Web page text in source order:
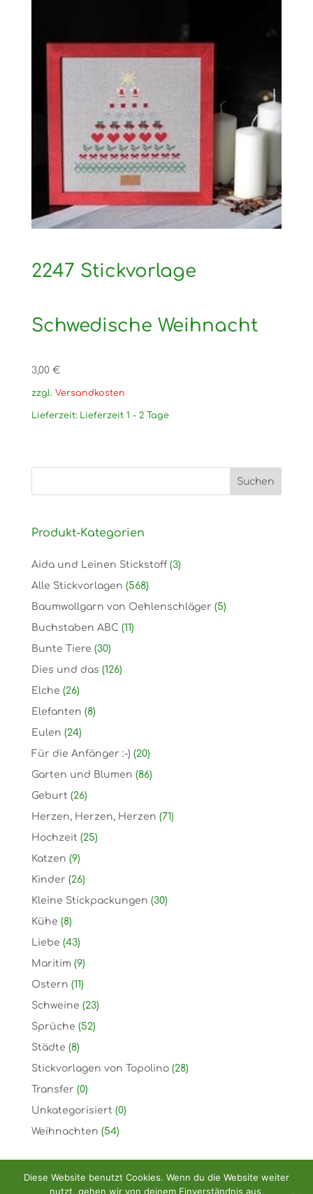
2247 Stickvorlage
Schwedische Weihnacht
3,00 €
zzgl. Versandkosten
Lieferzeit: Lieferzeit 1 - 2 Tage
Produkt-Kategorien
Aida und Leinen Stickstoff (3)
Alle Stickvorlagen (568)
Baumwollgarn von Oehlenschläger (5)
Buchstaben ABC (11)
Bunte Tiere (30)
Dies und das (126)
Elche (26)
Elefanten (8)
Eulen (24)
Für die Anfänger :-) (20)
Garten und Blumen (86)
Geburt (26)
Herzen, Herzen, Herzen (71)
Hochzeit (25)
Katzen (9)
Kinder (26)
Kleine Stickpackungen (30)
Kühe (8)
Liebe (43)
Maritim (9)
Ostern (11)
Schweine (23)
Sprüche (52)
Städte (8)
Stickvorlagen von Topolino (28)
Transfer (0)
Unkategorisiert (0)
Weihnachten (54)
Diese Website benutzt Cookies. Wenn du die Website weiter
nutzt, gehen wir von deinem Einverständnis aus.